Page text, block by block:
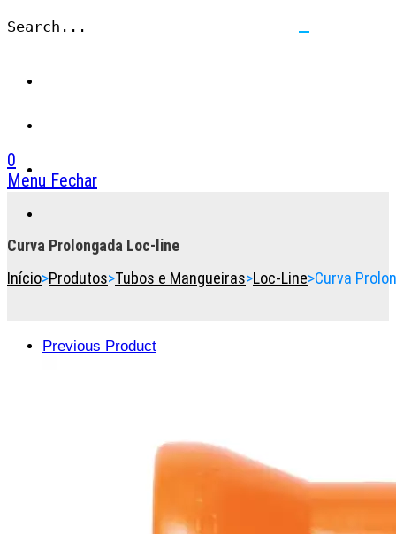
Search...
0
Menu Fechar
button
expand
Curva Prolongada Loc-line
Início>Produtos>Tubos e Mangueiras>Loc-Line>Curva
Previous Product